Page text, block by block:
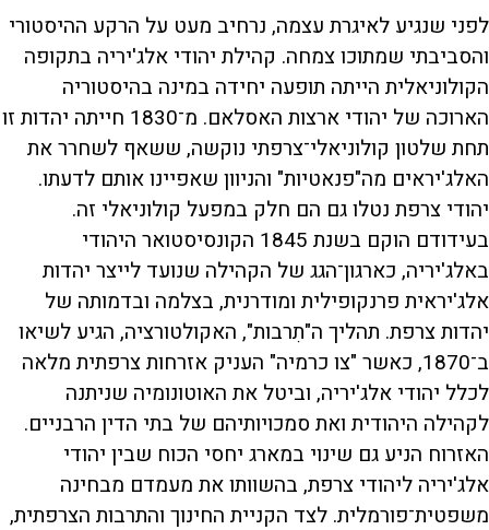
לפני שנגיע לאיגרת עצמה, נרחיב מעט על הרקע ההיסטורי
והסביבתי שמתוכו צמחה. קהילת יהודי אלג'יריה בתקופה
הקולוניאלית הייתה תופעה יחידה במינה בהיסטוריה
הארוכה של יהודי ארצות האסלאם. מ־1830 חייתה יהדות זו
תחת שלטון קולוניאלי־צרפתי נוקשה, ששאף לשחרר את
האלג'יראים מה"פנאטיות" והניוון שאפיינו אותם לדעתו.
יהודי צרפת נטלו גם הם חלק במפעל קולוניאלי זה.
בעידודם הוקם בשנת 1845 הקונסיסטואר היהודי
באלג'יריה, כארגון־הגג של הקהילה שנועד לייצר יהדות
אלג'יראית פרנקופילית ומודרנית, בצלמה ובדמותה של
יהדות צרפת. תהליך ה"תִרבות", האקולטורציה, הגיע לשיאו
ב־1870, כאשר "צו כרמיה" העניק אזרחות צרפתית מלאה
לכלל יהודי אלג'יריה, וביטל את האוטונומיה שניתנה
לקהילה היהודית ואת סמכויותיהם של בתי הדין הרבניים.
האזרוח הניע גם שינוי במארג יחסי הכוח שבין יהודי
אלג'יריה ליהודי צרפת, בהשוותו את מעמדם מבחינה
משפטית־פורמלית. לצד הקניית החינוך והתרבות הצרפתית,